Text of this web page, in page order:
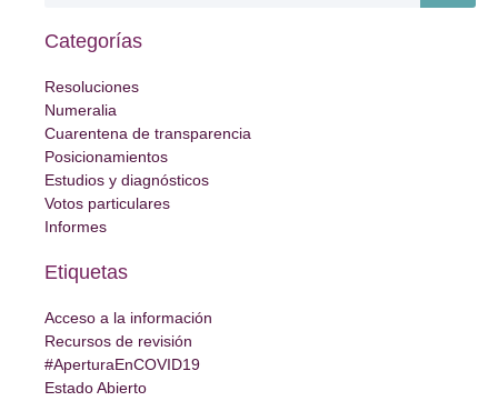
Categorías
Resoluciones
Numeralia
Cuarentena de transparencia
Posicionamientos
Estudios y diagnósticos
Votos particulares
Informes
Etiquetas
Acceso a la información
Recursos de revisión
#AperturaEnCOVID19
Estado Abierto